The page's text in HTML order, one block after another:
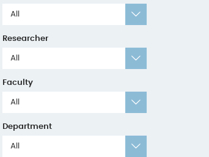
All
Researcher
All
Faculty
All
Department
All